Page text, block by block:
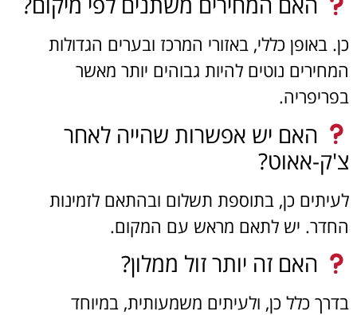
כן. באופן כללי, באזורי המרכז ובערים הגדולות
המחירים נוטים להיות גבוהים יותר מאשר
בפריפריה.
האם יש אפשרות שהייה לאחר
צ'ק-אאוט?
לעיתים כן, בתוספת תשלום ובהתאם לזמינות
החדר. יש לתאם מראש עם המקום.
האם זה יותר זול ממלון?
בדרך כלל כן, ולעיתים משמעותית, במיוחד